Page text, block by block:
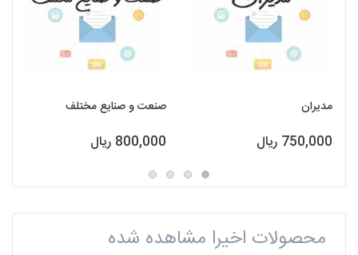
مدیران
750,000 ریال
صنعت و صنایع مختلف
800,000 ریال
محصولات اخیرا مشاهده شده